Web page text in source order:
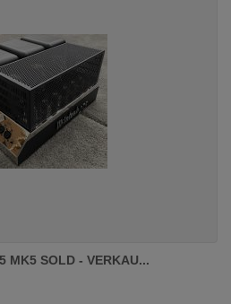
MK5 SOLD - VERKAU...